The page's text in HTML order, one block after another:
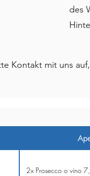
des
Kontakt mit uns
2x Prosecco o vino